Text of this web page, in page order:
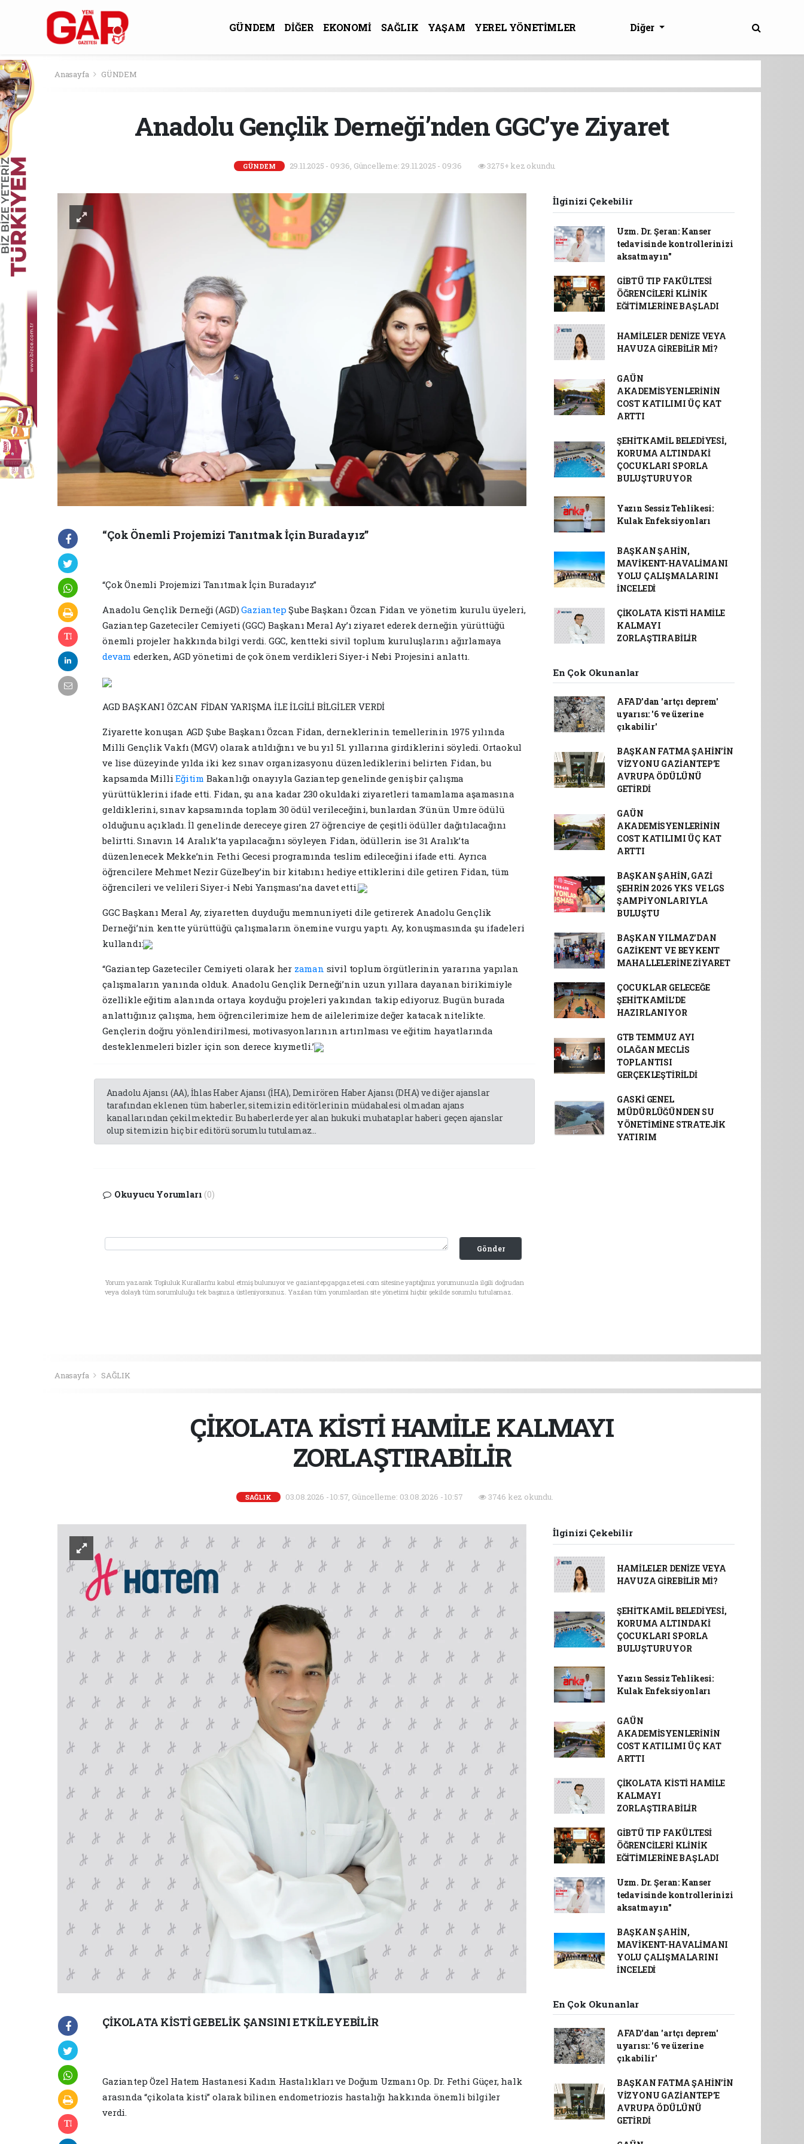
GÜNDEM DİĞER EKONOMİ SAĞLIK YAŞAM
YEREL YÖNETİMLER
Diğer
Anasayfa GÜNDEM
Anadolu Gençlik Derneği’nden GGC’ye Ziyaret
GÜNDEM 29.11.2025 - 09:36, Güncelleme: 29.11.2025 - 09:36 3275+ kez okundu.
“Çok Önemli Projemizi Tanıtmak İçin Buradayız”
“Çok Önemli Projemizi Tanıtmak İçin Buradayız”
Anadolu Gençlik Derneği (AGD)GaziantepŞube Başkanı Özcan Fidan ve yönetim kurulu üyeleri,
Gaziantep Gazeteciler Cemiyeti (GGC) Başkanı Meral Ay’ı ziyaret ederek derneğin yürüttüğü
önemli projeler hakkında bilgi verdi. GGC, kentteki sivil toplum kuruluşlarını ağırlamaya
devam ederken, AGD yönetimi de çok önem verdikleri Siyer-i Nebi Projesini anlattı.
AGD BAŞKANI ÖZCAN FİDAN YARIŞMA İLE İLGİLİ BİLGİLER VERDİ
Ziyarette konuşan AGD Şube Başkanı Özcan Fidan, derneklerinin temellerinin 1975 yılında
Milli Gençlik Vakfı (MGV) olarak atıldığını ve bu yıl 51. yıllarına girdiklerini söyledi. Ortaokul
ve lise düzeyinde yılda iki kez sınav organizasyonu düzenlediklerini belirten Fidan, bu
kapsamda MilliEğitim Bakanlığı onayıyla Gaziantep genelinde geniş bir çalışma
yürüttüklerini ifade etti. Fidan, şu ana kadar 230 okuldaki ziyaretleri tamamlama aşamasına
geldiklerini, sınav kapsamında toplam 30 ödül verileceğini, bunlardan 3’ünün Umre ödülü
olduğunu açıkladı. İl genelinde dereceye giren 27 öğrenciye de çeşitli ödüller dağıtılacağını
belirtti. Sınavın 14 Aralık’ta yapılacağını söyleyen Fidan, ödüllerin ise 31 Aralık’ta
düzenlenecek Mekke’nin Fethi Gecesi programında teslim edileceğini ifade etti. Ayrıca
öğrencilere Mehmet Nezir Güzelbey’in bir kitabını hediye ettiklerini dile getiren Fidan, tüm
öğrencileri ve velileri Siyer-i Nebi Yarışması’na davet etti.
GGC Başkanı Meral Ay, ziyaretten duyduğu memnuniyeti dile getirerek Anadolu Gençlik
Derneği’nin kentte yürüttüğü çalışmaların önemine vurgu yaptı. Ay, konuşmasında şu ifadeleri
kullandı:
“Gaziantep Gazeteciler Cemiyeti olarak her zaman sivil toplum örgütlerinin yararına yapılan
çalışmaların yanında olduk. Anadolu Gençlik Derneği’nin uzun yıllara dayanan birikimiyle
özellikle eğitim alanında ortaya koyduğu projeleri yakından takip ediyoruz. Bugün burada
anlattığınız çalışma, hem öğrencilerimize hem de ailelerimize değer katacak nitelikte.
Gençlerin doğru yönlendirilmesi, motivasyonlarının artırılması ve eğitim hayatlarında
desteklenmeleri bizler için son derece kıymetli.’
Anadolu Ajansı (AA), İhlas Haber Ajansı (İHA), Demirören Haber Ajansı (DHA) ve diğer ajanslar
tarafından eklenen tüm haberler, sitemizin editörlerinin müdahalesi olmadan ajans
kanallarından çekilmektedir. Bu haberlerde yer alan hukuki muhataplar haberi geçen ajanslar
olup sitemizin hiç bir editörü sorumlu tutulamaz...
Okuyucu Yorumları (0)
Gönder
Yorum yazarak Topluluk Kuralları’nı kabul etmiş bulunuyor ve gaziantepgapgazetesi.com sitesine yaptığınız yorumunuzla ilgili doğrudan
veya dolaylı tüm sorumluluğu tek başınıza üstleniyorsunuz. Yazılan tüm yorumlardan site yönetimi hiçbir şekilde sorumlu tutulamaz.
İlginizi Çekebilir
Uzm. Dr. Şeran: Kanser
tedavisinde kontrollerinizi
aksatmayın"
GİBTÜ TIP FAKÜLTESİ
ÖĞRENCİLERİ KLİNİK
EĞİTİMLERİNE BAŞLADI
HAMİLELER DENİZE VEYA
HAVUZA GİREBİLİR Mİ?
GAÜN
AKADEMİSYENLERİNİN
COST KATILIMI ÜÇ KAT
ARTTI
ŞEHİTKAMİL BELEDİYESİ,
KORUMA ALTINDAKİ
ÇOCUKLARI SPORLA
BULUŞTURUYOR
Yazın Sessiz Tehlikesi:
Kulak Enfeksiyonları
BAŞKAN ŞAHİN,
MAVİKENT-HAVALİMANI
YOLU ÇALIŞMALARINI
İNCELEDİ
ÇİKOLATA KİSTİ HAMİLE
KALMAYI
ZORLAŞTIRABİLİR
En Çok Okunanlar
AFAD’dan 'artçı deprem'
uyarısı: '6 ve üzerine
çıkabilir'
BAŞKAN FATMA ŞAHİN’İN
VİZYONU GAZİANTEP’E
AVRUPA ÖDÜLÜNÜ
GETİRDİ
GAÜN
AKADEMİSYENLERİNİN
COST KATILIMI ÜÇ KAT
ARTTI
BAŞKAN ŞAHİN, GAZİ
ŞEHRİN 2026 YKS VE LGS
ŞAMPİYONLARIYLA
BULUŞTU
BAŞKAN YILMAZ’DAN
GAZİKENT VE BEYKENT
MAHALLELERİNE ZİYARET
ÇOCUKLAR GELECEĞE
ŞEHİTKAMİL’DE
HAZIRLANIYOR
GTB TEMMUZ AYI
OLAĞAN MECLİS
TOPLANTISI
GERÇEKLEŞTİRİLDİ
GASKİ GENEL
MÜDÜRLÜĞÜNDEN SU
YÖNETİMİNE STRATEJİK
YATIRIM
Anasayfa SAĞLIK
ÇİKOLATA KİSTİ HAMİLE KALMAYI
ZORLAŞTIRABİLİR
SAĞLIK 03.08.2026 - 10:57, Güncelleme: 03.08.2026 - 10:57 3746 kez okundu.
ÇİKOLATA KİSTİ GEBELİK ŞANSINI ETKİLEYEBİLİR
Gaziantep Özel Hatem Hastanesi Kadın Hastalıkları ve Doğum Uzmanı Op. Dr. Fethi Güçer, halk
arasında “çikolata kisti” olarak bilinen endometriozis hastalığı hakkında önemli bilgiler
verdi.
İlginizi Çekebilir
HAMİLELER DENİZE VEYA
HAVUZA GİREBİLİR Mİ?
ŞEHİTKAMİL BELEDİYESİ,
KORUMA ALTINDAKİ
ÇOCUKLARI SPORLA
BULUŞTURUYOR
Yazın Sessiz Tehlikesi:
Kulak Enfeksiyonları
GAÜN
AKADEMİSYENLERİNİN
COST KATILIMI ÜÇ KAT
ARTTI
ÇİKOLATA KİSTİ HAMİLE
KALMAYI
ZORLAŞTIRABİLİR
GİBTÜ TIP FAKÜLTESİ
ÖĞRENCİLERİ KLİNİK
EĞİTİMLERİNE BAŞLADI
Uzm. Dr. Şeran: Kanser
tedavisinde kontrollerinizi
aksatmayın"
BAŞKAN ŞAHİN,
MAVİKENT-HAVALİMANI
YOLU ÇALIŞMALARINI
İNCELEDİ
En Çok Okunanlar
AFAD’dan 'artçı deprem'
uyarısı: '6 ve üzerine
çıkabilir'
BAŞKAN FATMA ŞAHİN’İN
VİZYONU GAZİANTEP’E
AVRUPA ÖDÜLÜNÜ
GETİRDİ